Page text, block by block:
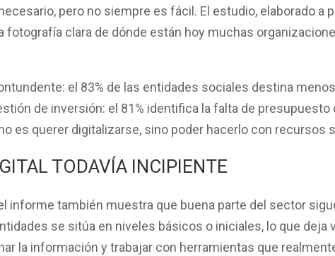
pero no siempre es fácil. El estudio, elaborado a
fotografía clara de dónde están hoy muchas
el 83% de las entidades sociales destina
de inversión: el 81% identifica la falta de
es querer digitalizarse, sino poder hacerlo con recursos
TODAVÍA INCIPIENTE
informe también muestra que buena parte del sector
se sitúa en niveles básicos o iniciales, lo que deja
la información y trabajar con herramientas que